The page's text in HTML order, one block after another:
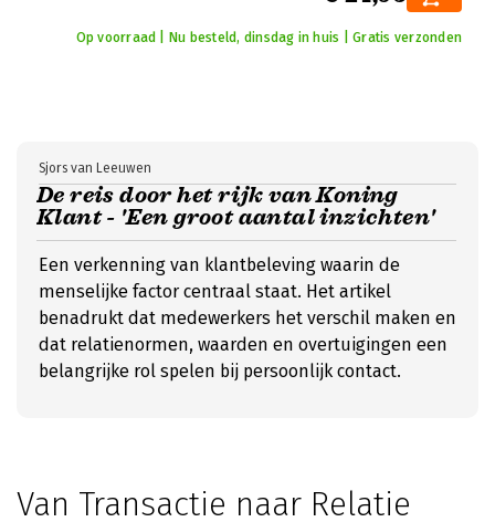
Op voorraad | Nu besteld, dinsdag in huis | Gratis verzonden
De reis door het rijk van Koning
Klant - 'Een groot aantal inzichten'
Sjors van Leeuwen
Een verkenning van klantbeleving waarin de
menselijke factor centraal staat. Het artikel
benadrukt dat medewerkers het verschil maken en
dat relatienormen, waarden en overtuigingen een
belangrijke rol spelen bij persoonlijk contact.
Van Transactie naar Relatie